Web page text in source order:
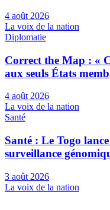
4 août 2026
La voix de la nation
Diplomatie
Correct the Map : «
aux seuls États
4 août 2026
La voix de la nation
Santé
Santé : Le Togo
surveillance
3 août 2026
La voix de la nation